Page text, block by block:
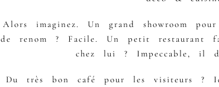
Alors imaginez. Un grand showroom
de renom ? Facile. Un petit restaurant
chez lui ? Impeccable, il
Du très bon café pour les visiteurs ?